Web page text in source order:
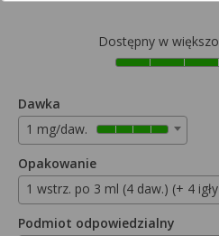
Dostępny w
Dawka
1 mg/daw.
Opakowanie
1 wstrz. po 3 ml (4 daw.) (+ 4
Podmiot odpowiedzialny
Więcej informacji na temat
zewnętrznych w naszym